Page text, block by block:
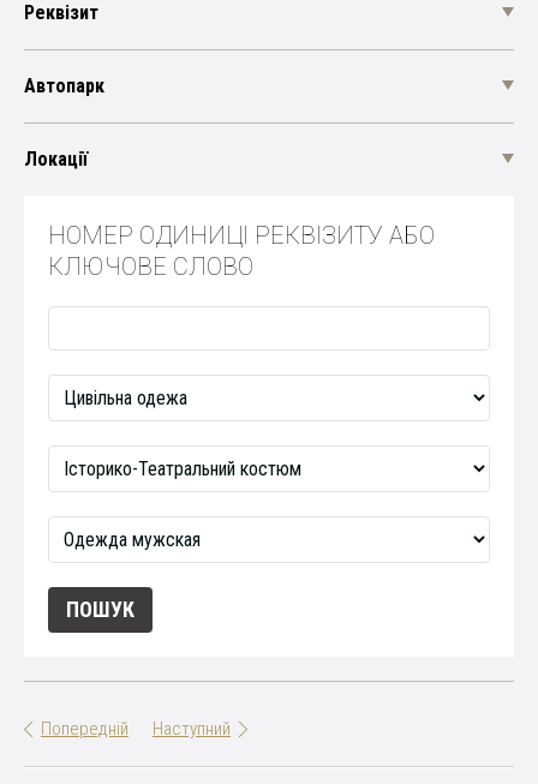
Реквізит
Автопарк
Локації
НОМЕР ОДИНИЦІ РЕКВІЗИТУ АБО
КЛЮЧОВЕ СЛОВО
Попередній Наступний